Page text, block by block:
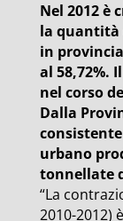
Nel 2012 è
la quantità
in
al 58,72%.
nel corso
Dalla
urbano
tonnellate
“La
2010-2012)